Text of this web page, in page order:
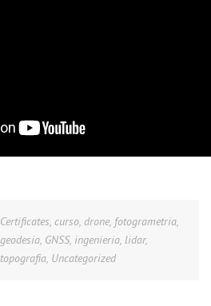
Certificates, curso, drone, fotogrametria,
geodesia, GNSS, ingenieria, lidar,
topografia, Uncategorized